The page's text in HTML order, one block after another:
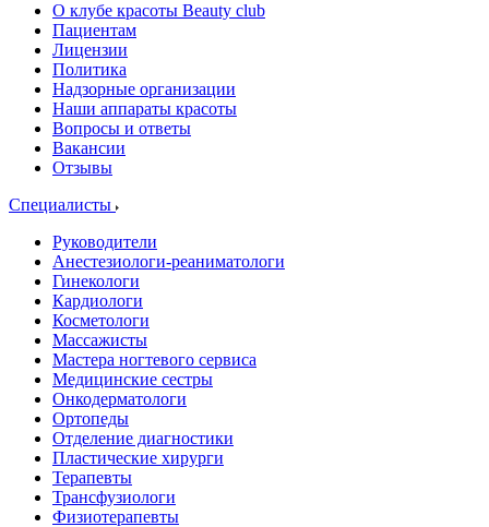
О клубе красоты Beauty club
Пациентам
Лицензии
Политика
Надзорные организации
Наши аппараты красоты
Вопросы и ответы
Вакансии
Отзывы
Специалисты
Руководители
Анестезиологи-реаниматологи
Гинекологи
Кардиологи
Косметологи
Массажисты
Мастера ногтевого сервиса
Медицинские сестры
Онкодерматологи
Ортопеды
Отделение диагностики
Пластические хирурги
Терапевты
Трансфузиологи
Физиотерапевты